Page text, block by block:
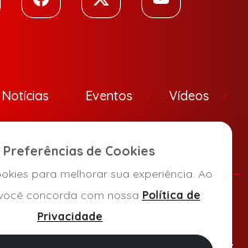
Notícias Eventos Vídeos
Política de Privacidade
© 2026 - Todos os direitos reservados.
Preferências de Cookies
para melhorar sua experiência. Ao
concorda com nossa Política de
Privacidade.